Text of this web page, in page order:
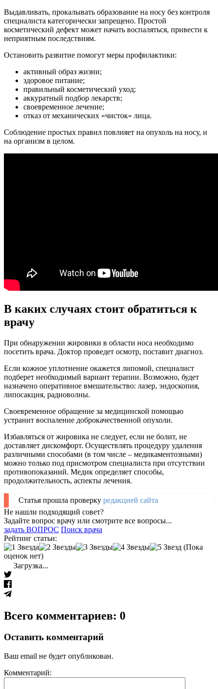
Выдавливать, прокалывать образование на носу без контроля
специалиста категорически запрещено. Простой
косметический дефект может начать воспаляться, привести к
неприятным последствиям.
Остановить развитие помогут меры профилактики:
активный образ жизни;
здоровое питание;
правильный косметический уход;
аккуратный подбор лекарств;
своевременное лечение;
отказ от механических «чисток» лица.
Соблюдение простых правил повлияет на опухоль на носу, и
на организм в целом.
В каких случаях стоит обратиться к
врачу
При обнаружении жировики в области носа необходимо
посетить врача. Доктор проведет осмотр, поставит диагноз.
Если кожное уплотнение окажется липомой, специалист
подберет необходимый вариант терапии. Возможно, будет
назначено оперативное вмешательство: лазер, эндоскопия,
липосакция, радиоволны.
Своевременное обращение за медицинской помощью
устранит воспаление доброкачественной опухоли.
Избавляться от жировика не следует, если не болит, не
доставляет дискомфорт. Осуществлять процедуру удаления
различными способами (в том числе – медикаментозными)
можно только под присмотром специалиста при отсутствии
противопоказаний. Медик определяет способы,
продолжительность, аспекты лечения.
Статья прошла проверку редакцией сайта
Не нашли подходящий совет?
Задайте вопрос врачу или смотрите все вопросы...
задать ВОПРОС Поиск врача
Рейтинг статьи:
(Пока
оценок нет)
Загрузка...
Всего комментариев: 0
Оставить комментарий
Ваш email не будет опубликован.
Комментарий: